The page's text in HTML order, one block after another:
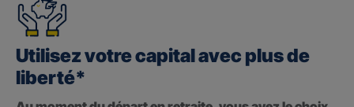
Utilisez votre capital avec plus de
liberté*